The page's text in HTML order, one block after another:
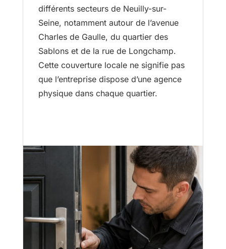
différents secteurs de Neuilly-sur-
Seine, notamment autour de l’avenue
Charles de Gaulle, du quartier des
Sablons et de la rue de Longchamp.
Cette couverture locale ne signifie pas
que l’entreprise dispose d’une agence
physique dans chaque quartier.